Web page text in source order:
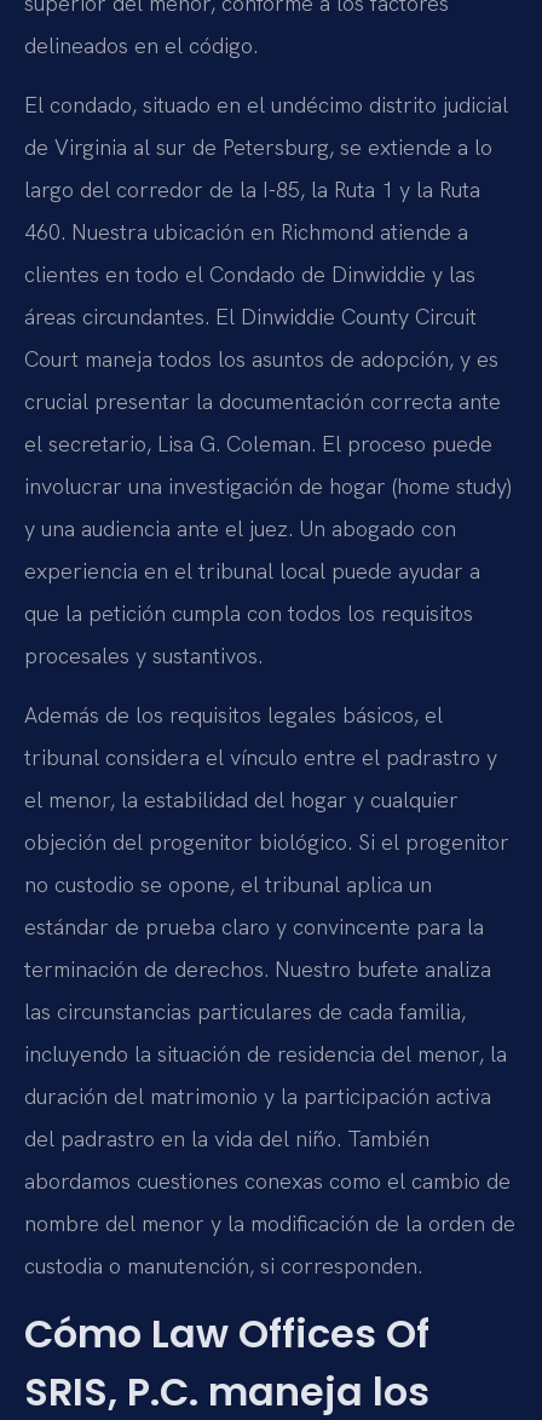
delineados en el código.
El condado, situado en el undécimo distrito judicial
de Virginia al sur de Petersburg, se extiende a lo
largo del corredor de la I-85, la Ruta 1 y la Ruta
460. Nuestra ubicación en Richmond atiende a
clientes en todo el Condado de Dinwiddie y las
áreas circundantes. El Dinwiddie County Circuit
Court maneja todos los asuntos de adopción, y es
crucial presentar la documentación correcta ante
el secretario, Lisa G. Coleman. El proceso puede
involucrar una investigación de hogar (home study)
y una audiencia ante el juez. Un abogado con
experiencia en el tribunal local puede ayudar a
que la petición cumpla con todos los requisitos
procesales y sustantivos.
Además de los requisitos legales básicos, el
tribunal considera el vínculo entre el padrastro y
el menor, la estabilidad del hogar y cualquier
objeción del progenitor biológico. Si el progenitor
no custodio se opone, el tribunal aplica un
estándar de prueba claro y convincente para la
terminación de derechos. Nuestro bufete analiza
las circunstancias particulares de cada familia,
incluyendo la situación de residencia del menor, la
duración del matrimonio y la participación activa
del padrastro en la vida del niño. También
abordamos cuestiones conexas como el cambio de
nombre del menor y la modificación de la orden de
custodia o manutención, si corresponden.
Cómo Law Offices Of
SRIS, P.C. maneja los